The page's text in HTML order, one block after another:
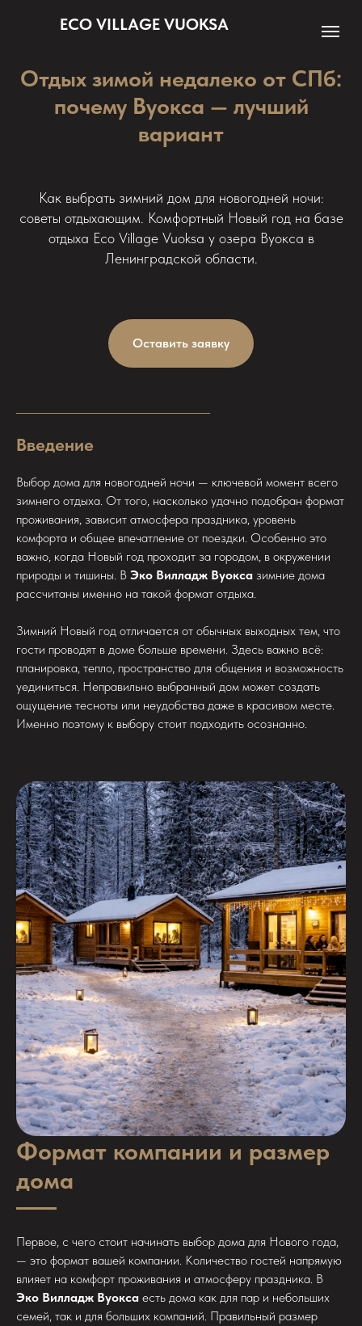
ECO VILLAGE VUOKSA
Отдых зимой недалеко от СПб:
почему Вуокса — лучший
вариант
Как выбрать зимний дом для новогодней ночи:
советы отдыхающим. Комфортный Новый год на базе
отдыха Eco Village Vuoksa у озера Вуокса в
Ленинградской области.
Оставить заявку
Введение
Выбор дома для новогодней ночи — ключевой момент всего
зимнего отдыха. От того, насколько удачно подобран формат
проживания, зависит атмосфера праздника, уровень
комфорта и общее впечатление от поездки. Особенно это
важно, когда Новый год проходит за городом, в окружении
природы и тишины. В Эко Вилладж Вуокса зимние дома
рассчитаны именно на такой формат отдыха.
Зимний Новый год отличается от обычных выходных тем, что
гости проводят в доме больше времени. Здесь важно всё:
планировка, тепло, пространство для общения и возможность
уединиться. Неправильно выбранный дом может создать
ощущение тесноты или неудобства даже в красивом месте.
Именно поэтому к выбору стоит подходить осознанно.
Формат компании и размер
дома
Первое, с чего стоит начинать выбор дома для Нового года,
— это формат вашей компании. Количество гостей напрямую
влияет на комфорт проживания и атмосферу праздника. В
Эко Вилладж Вуокса есть дома как для пар и небольших
семей, так и для больших компаний. Правильный размер